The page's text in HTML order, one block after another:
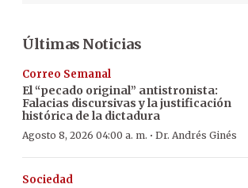
Últimas Noticias
Correo Semanal
El “pecado original” antistronista:
Falacias discursivas y la justificación
histórica de la dictadura
Agosto 8, 2026 04:00 a. m. · Dr. Andrés Ginés
Sociedad